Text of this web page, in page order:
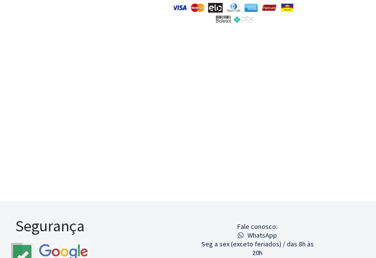
Segurança
Fale conosco:
WhatsApp
Seg a sex (exceto feriados) / das 8h às
20h